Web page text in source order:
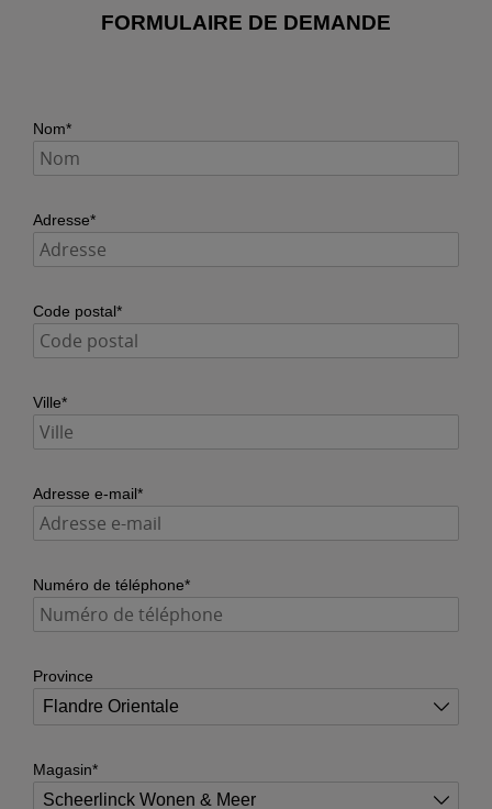
FORMULAIRE DE DEMANDE
Nom*
Adresse*
Code postal*
Ville*
Adresse e-mail*
Numéro de téléphone*
Province
Magasin*